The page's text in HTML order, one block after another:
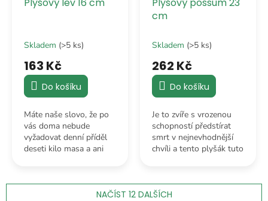
Skladem (>5 ks)
163 Kč
Do košíku
Máte naše slovo, že po
vás doma nebude
vyžadovat denní příděl
deseti kilo masa a ani
uprostřed noci.
cm
Skladem (>5 ks)
262 Kč
Do košíku
Je to zvíře s vrozenou
schopností předstírat
smrt v nejnevhodnější
chvíli a tento plyšák tuto
NAČÍST 12 DALŠÍCH